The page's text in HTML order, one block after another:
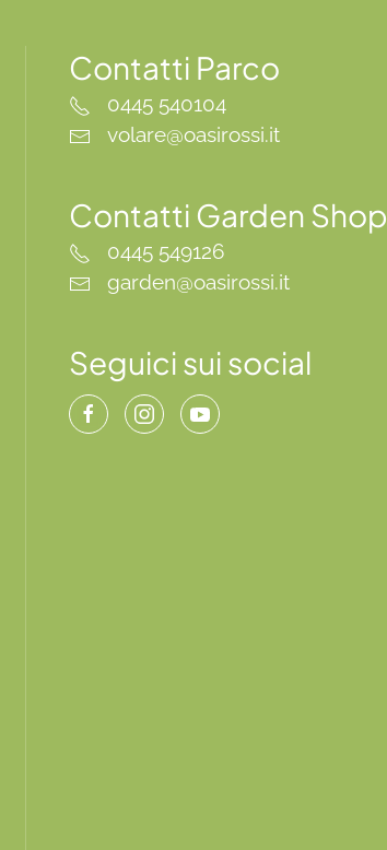
Contatti Parco
0445 540104
volare@oasirossi.it
Contatti Garden Shop
0445 549126
garden@oasirossi.it
Seguici sui social